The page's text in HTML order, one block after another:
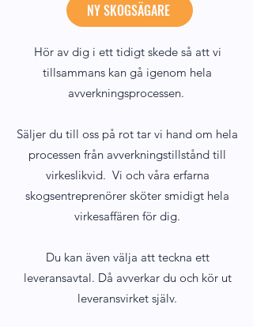
NY SKOGSÄGARE
Hör av dig i ett tidigt skede så att vi
tillsammans kan gå igenom hela
avverkningsprocessen.
Säljer du till oss på rot tar vi hand om hela
processen från avverkningstillstånd till
virkeslikvid. Vi och våra erfarna
skogsentreprenörer sköter smidigt hela
virkesaffären för dig.
Du kan även välja att teckna ett
leveransavtal. Då avverkar du och kör ut
leveransvirket själv.